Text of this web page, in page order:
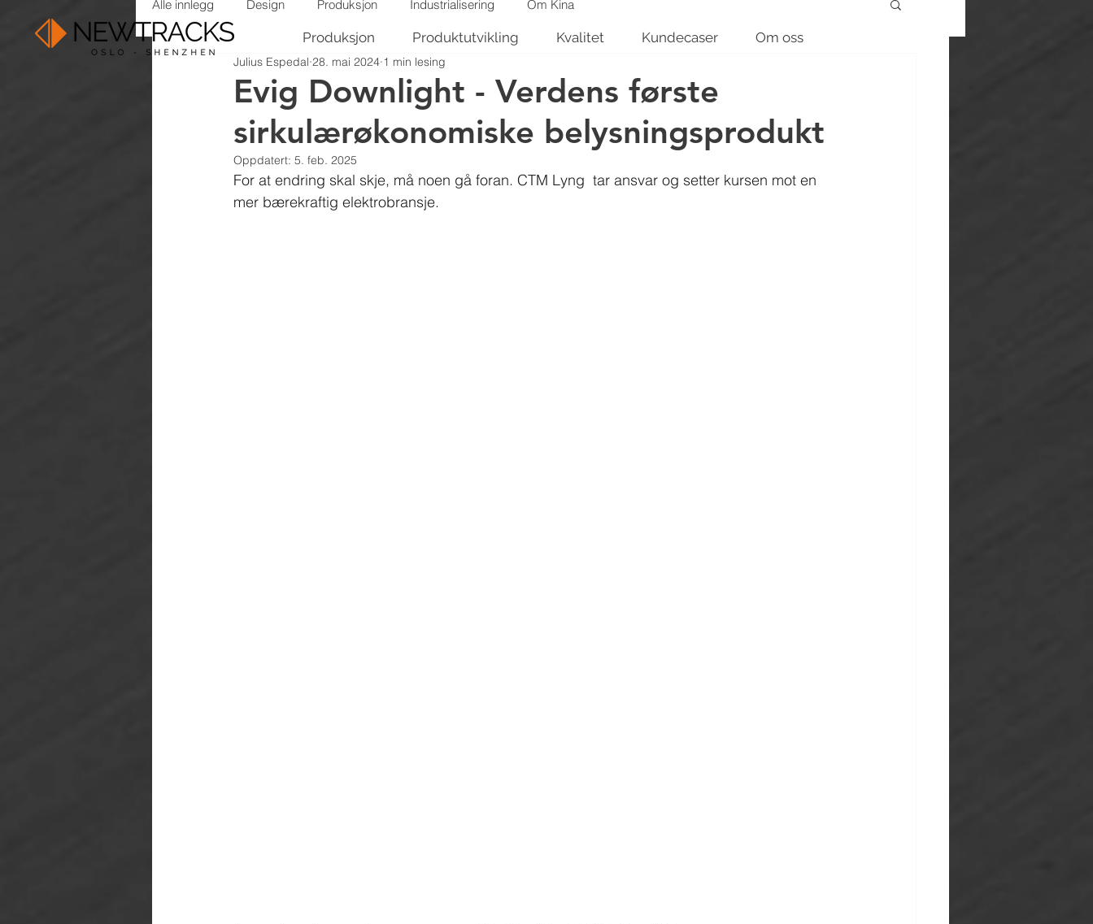
Produksjon Produktutvikling Kvalitet Kundecaser Om oss
Alle innlegg Design Produksjon Industrialisering Om Kina
Evig Downlight - Verdens første
sirkulærøkonomiske belysningsprodukt
Julius Espedal 28. mai 2024 1 min lesing
Oppdatert: 5. feb. 2025
For at endring skal skje, må noen gå foran. CTM Lyng tar ansvar og setter kursen mot en
mer bærekraftig elektrobransje.